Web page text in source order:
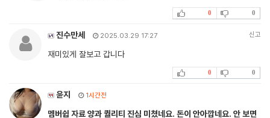
0 0
진수만세 2025.03.29 17:27 신고
재미있게 잘보고 갑니다
0 0
윤지 1시간전
멤버쉽 자료 양과 퀄리티 진심 미쳤네요. 돈이 안아깝네요. 안 보면